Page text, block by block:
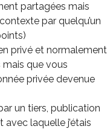
partagées mais
par quelqu’un
privé et normalement
que vous
privée devenue
un tiers, publication
avec laquelle j’étais